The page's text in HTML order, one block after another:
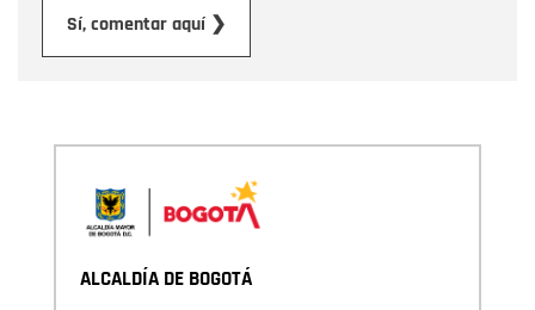
Sí, comentar aquí ❯
ALCALDÍA DE BOGOTÁ